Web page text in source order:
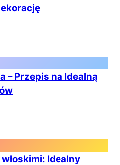
– Przepis na Idealną
Idealny